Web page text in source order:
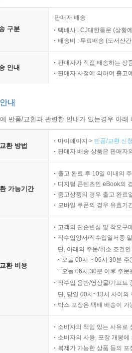
구분
판매자 배송
택배사 : CJ대한통운 (상황
배송비 : 무료배송 (도서산
안내
판매자가 직접 배송하는 상
판매자 사정에 의하여 출고
내
반품/교환과 관련한 안내가 있는경우 아
환 방법
마이페이지 > 반품/교환 신
판매자 배송 상품은 판매자
가능기간
출고 완료 후 10일 이내의
디지털 콘텐츠인 eBook의
중고상품의 경우 출고 완료
모바일 쿠폰의 경우 유효기
환 비용
고객의 단순변심 및 착오구
직수입양서/직수입일서중
단, 아래의 주문/취소 조건
오늘 00시 ~ 06시 30분
오늘 06시 30분 이후 주
직수입 음반/영상물/기프트
단, 당일 00시~13시 사이의
박스 포장은 택배 배송이
소비자의 책임 있는 사유로
소비자의 사용, 포장 개봉
복제가 가능한 상품 등의